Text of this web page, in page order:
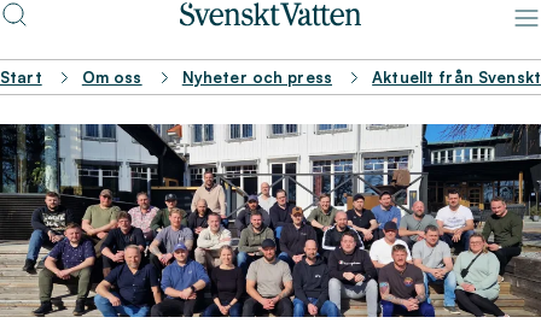
Start Om oss Nyheter och press Aktuellt från